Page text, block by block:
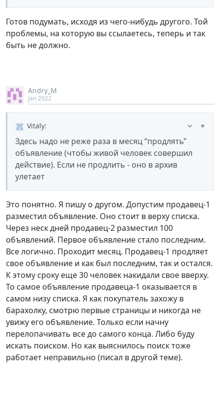
Готов подумать, исходя из чего-нибудь другого. Той
проблемы, на которую вы ссылаетесь, теперь и так
быть не должно.
Andry_M
Jan 2022
Vitaly:
Здесь надо не реже раза в месяц “продлять”
объявление (чтобы живой человек совершил
действие). Если не продлить - оно в архив
улетает
Это понятно. Я пишу о другом. Допустим продавец-1
разместил объявление. Оно стоит в верху списка.
Через неск дней продавец-2 разместил 100
объявлений. Первое объявление стало последним.
Все логично. Проходит месяц. Продавец-1 продляет
свое объявление и как был последним, так и остался.
К этому сроку еще 30 человек накидали свое вверху.
То самое объявление продавеца-1 оказывается в
самом низу списка. Я как покупатель захожу в
барахолку, смотрю первые страницы и никогда не
увижу его объявление. Только если начну
перелопачивать все до самого конца. Либо буду
искать поиском. Но как выяснилось поиск тоже
работает неправильно (писал в другой теме).